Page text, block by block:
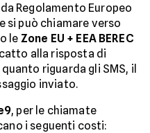
Regolamento Europeo
si può chiamare verso
le Zone EU + EEA BEREC
alla risposta di
riguarda gli SMS, il
inviato.
, per le chiamate
i seguenti costi: